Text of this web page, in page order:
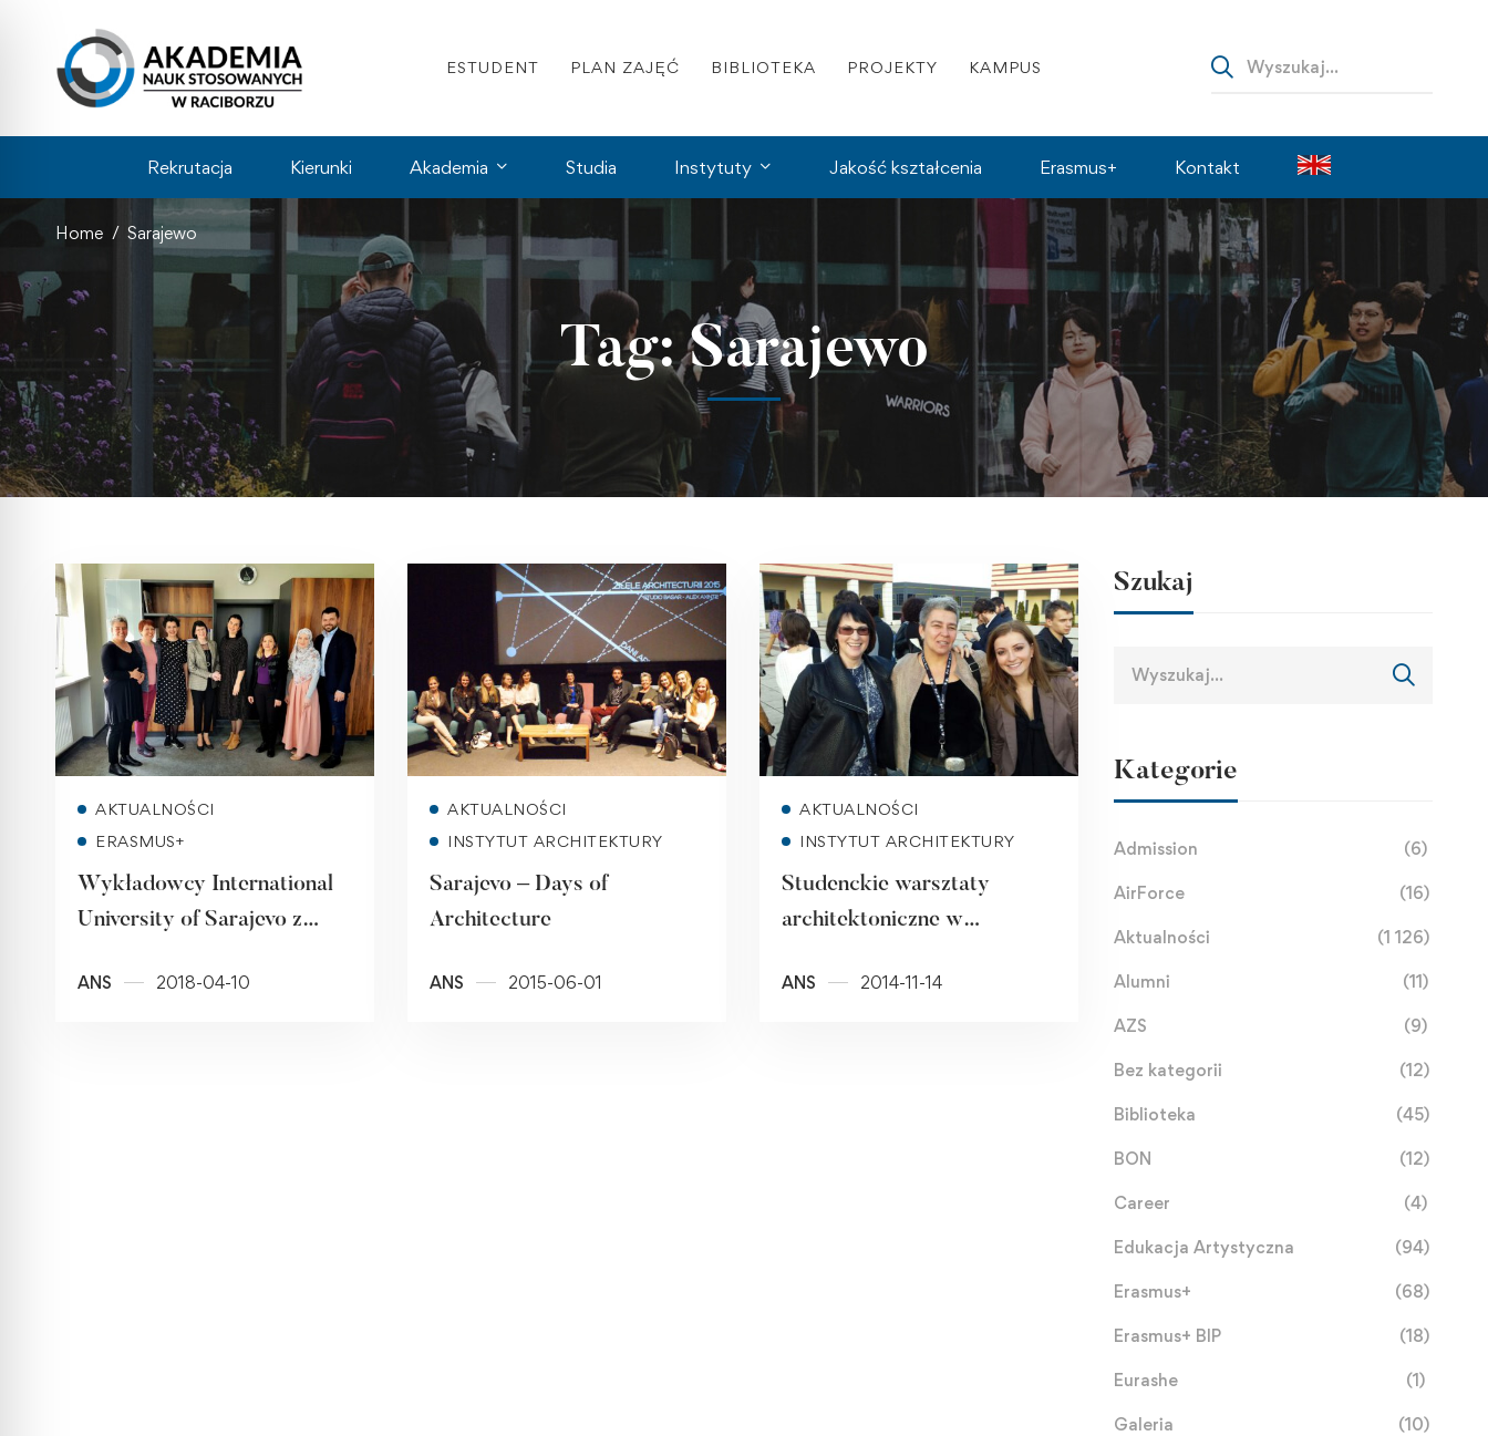
ESTUDENT PLAN ZAJĘĆ BIBLIOTEKA PROJEKTY KAMPUS
Rekrutacja Kierunki Akademia Studia Instytuty Jakość kształcenia Erasmus+ Kontakt
Home Sarajewo
Tag: Sarajewo
Read more
AKTUALNOŚCI
ERASMUS+
Wykładowcy International
University of Sarajevo z
ANS 2018-04-10
Read more
AKTUALNOŚCI
INSTYTUT ARCHITEKTURY
Sarajevo – Days of
Architecture
ANS 2015-06-01
Read more
AKTUALNOŚCI
INSTYTUT ARCHITEKTURY
Studenckie warsztaty
architektoniczne w
ANS 2014-11-14
Szukaj
Kategorie
Admission (6)
AirForce (16)
Aktualności (1 126)
Alumni (11)
AZS (9)
Bez kategorii (12)
Biblioteka (45)
BON (12)
Career (4)
Edukacja Artystyczna (94)
Erasmus+ (68)
Erasmus+ BIP (18)
Eurashe (1)
Galeria (10)